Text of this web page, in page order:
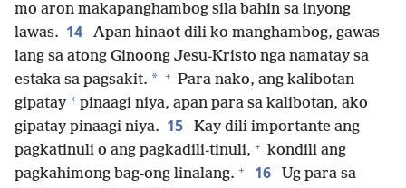
mo aron makapanghambog sila bahin sa inyong
lawas. 14
Apan hinaot dili ko manghambog, gawas
lang sa atong Ginoong Jesu-Kristo nga namatay sa
estaka sa pagsakit. * + Para nako, ang kalibotan
gipatay * pinaagi niya, apan para sa kalibotan, ako
gipatay pinaagi niya. 15
Kay dili importante ang
pagkatinuli o ang pagkadili-tinuli, + kondili ang
pagkahimong bag-ong linalang. + 16
Ug para sa